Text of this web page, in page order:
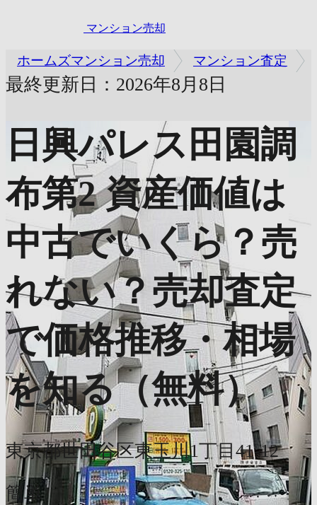
マンション売却
ホームズマンション売却 マンション査定
最終更新日：2026年8月8日
日興パレス田園調
布第2 資産価値は
中古でいくら？売
れない？売却査定
で価格推移・相場
を知る（無料）
東京都世田谷区東玉川1丁目41-12
簡単